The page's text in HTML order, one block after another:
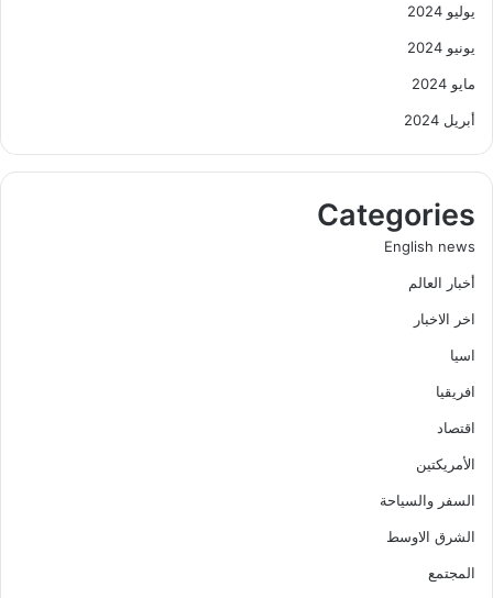
يوليو 2024
يونيو 2024
مايو 2024
أبريل 2024
Categories
English news
أخبار العالم
اخر الاخبار
اسيا
افريقيا
اقتصاد
الأمريكتين
السفر والسياحة
الشرق الاوسط
المجتمع